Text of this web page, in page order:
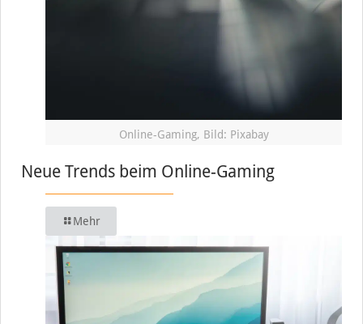
Online-Gaming, Bild: Pixabay
Neue Trends beim Online-Gaming
Mehr